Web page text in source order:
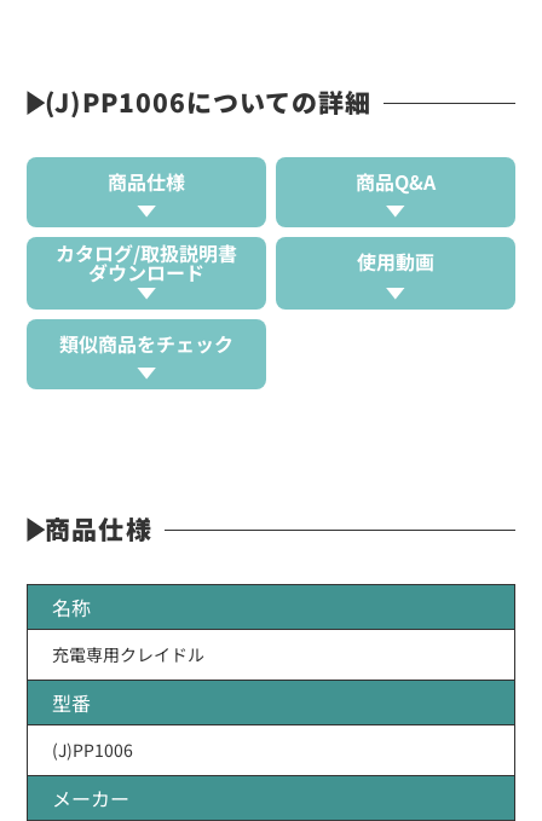
(J)PP1006についての詳細
商品仕様 商品Q&A
カタログ/取扱説明書
ダウンロード 使用動画
類似商品をチェック
商品仕様
名称
充電専用クレイドル
型番
(J)PP1006
メーカー